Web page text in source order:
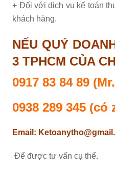
+ Đối với dịch vụ kế toán
khách hàng.
NẾU QUÝ
3 TPHCM CỦA
0917 83 84 89
0938 289 345 (có
Email:
Để được tư vấn cụ thể.